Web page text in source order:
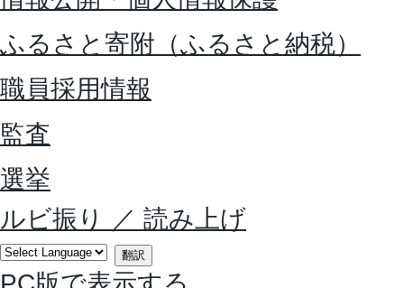
ふるさと寄附（ふるさと納税）
職員採用情報
監査
選挙
ルビ振り
／ 読み上げ
翻訳